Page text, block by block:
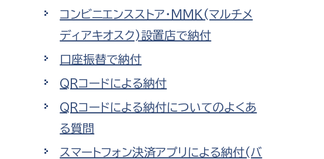
浄水管理課
農業委員会事務局
コンビニエンスストア・MMK(マルチメ
ディアキオスク)設置店で納付
口座振替で納付
QRコードによる納付
QRコードによる納付についてのよくあ
る質問
スマートフォン決済アプリによる納付(バ